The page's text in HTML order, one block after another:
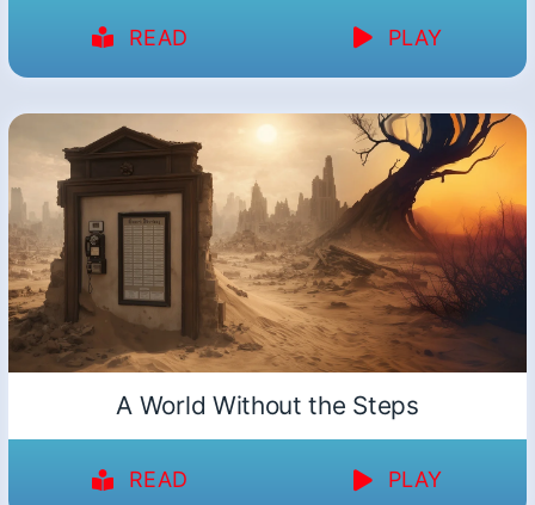
READ PLAY
A World Without the Steps
READ PLAY